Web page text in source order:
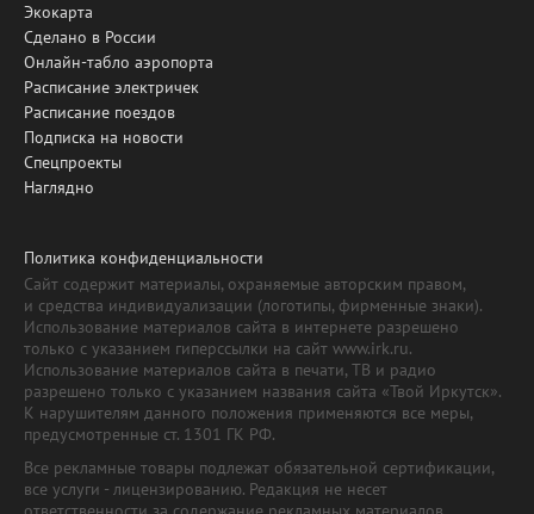
Экокарта
Сделано в России
Онлайн-табло аэропорта
Расписание электричек
Расписание поездов
Подписка на новости
Спецпроекты
Наглядно
Политика конфиденциальности
Сайт содержит материалы, охраняемые авторским правом,
и средства индивидуализации (логотипы, фирменные знаки).
Использование материалов сайта в интернете разрешено
только с указанием гиперссылки на сайт www.irk.ru.
Использование материалов сайта в печати, ТВ и радио
разрешено только с указанием названия сайта «Твой Иркутск».
К нарушителям данного положения применяются все меры,
предусмотренные ст. 1301 ГК РФ.
Все рекламные товары подлежат обязательной сертификации,
все услуги - лицензированию. Редакция не несет